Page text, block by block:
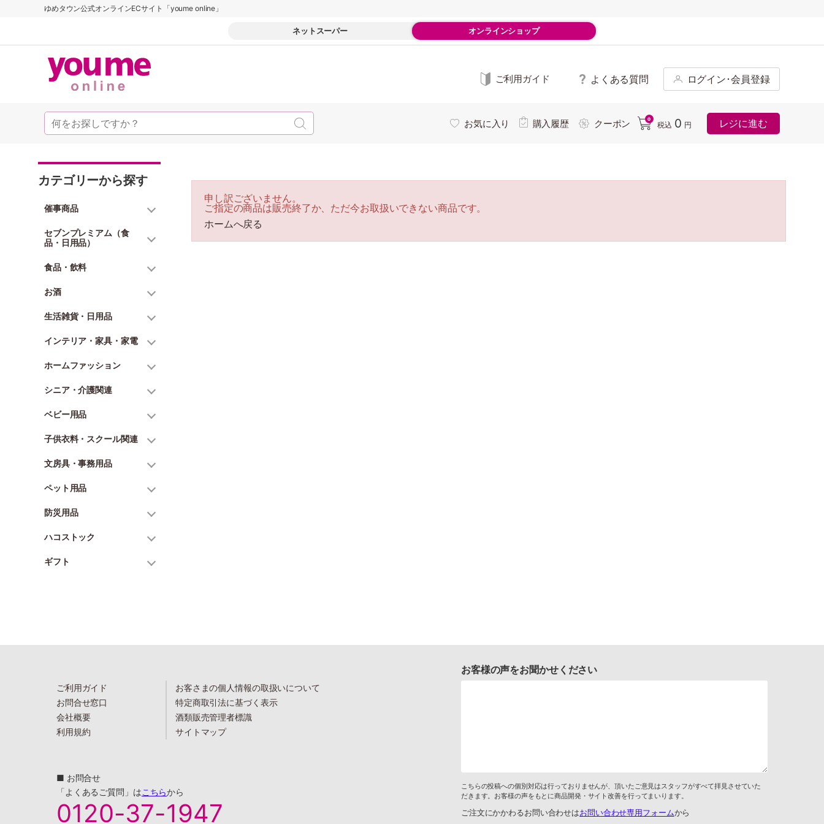
ゆめタウン公式オンラインECサイト「youme online」
ネットスーパー オンラインショップ
ご利用ガイド よくある質問 ログイン･会員登録
お気に入り 購入履歴 クーポン 0
税込 0 円 レジに進む
カテゴリーから探す
催事商品
セブンプレミアム（食
品・日用品）
食品・飲料
お酒
生活雑貨・日用品
インテリア・家具・家電
ホームファッション
シニア・介護関連
ベビー用品
子供衣料・スクール関連
文房具・事務用品
ペット用品
防災用品
ハコストック
ギフト
申し訳ございません。
ご指定の商品は販売終了か、ただ今お取扱いできない商品です。
ホームへ戻る
ご利用ガイド
お問合せ窓口
会社概要
利用規約
お客さまの個人情報の取扱いについて
特定商取引法に基づく表示
酒類販売管理者標識
サイトマップ
■ お問合せ
「よくあるご質問」はこちらから
0120-37-1947
お客様の声をお聞かせください
こちらの投稿への個別対応は行っておりませんが、頂いたご意見はスタッフがすべて拝見させていた
だきます。お客様の声をもとに商品開発・サイト改善を行ってまいります。
ご注文にかかわるお問い合わせはお問い合わせ専用フォームから